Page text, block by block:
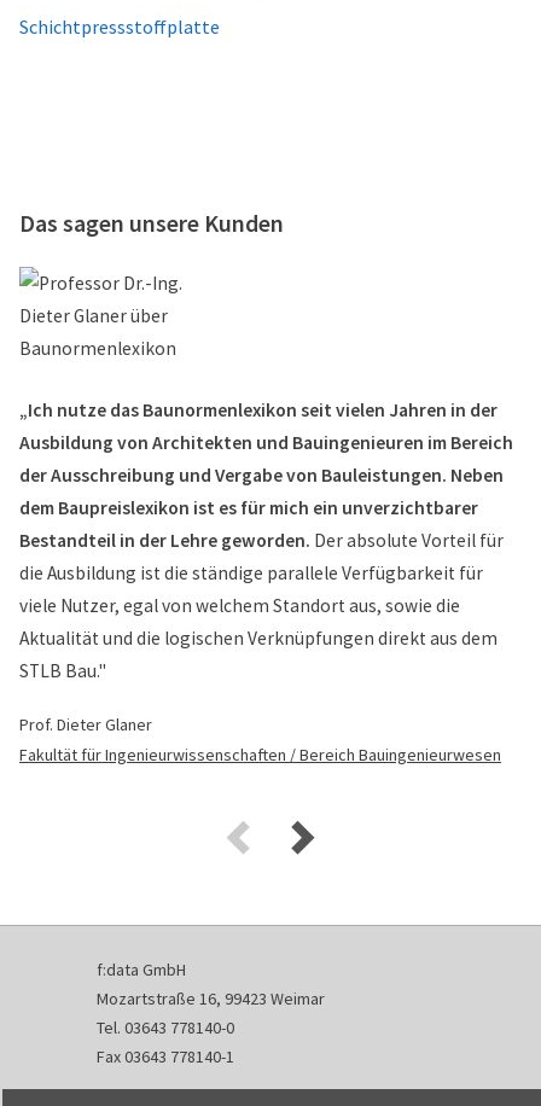
Schichtpressstoffplatte
Das sagen unsere Kunden
„Ich nutze das Baunormenlexikon seit vielen Jahren in der
Ausbildung von Architekten und Bauingenieuren im Bereich
der Ausschreibung und Vergabe von Bauleistungen. Neben
dem Baupreislexikon ist es für mich ein unverzichtbarer
Bestandteil in der Lehre geworden. Der absolute Vorteil für
die Ausbildung ist die ständige parallele Verfügbarkeit für
viele Nutzer, egal von welchem Standort aus, sowie die
Aktualität und die logischen Verknüpfungen direkt aus dem
STLB Bau."
Prof. Dieter Glaner
Fakultät für Ingenieurwissenschaften / Bereich Bauingenieurwesen
f:data GmbH
Mozartstraße 16, 99423 Weimar
Tel. 03643 778140-0
Fax 03643 778140-1
info@fdata.de